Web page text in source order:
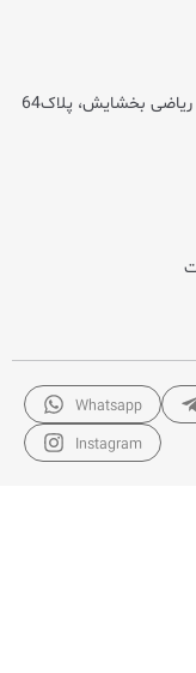
تهران، سعادت‌آباد، خیابان سرو غربی، خیابان ریاضی بخشایش، پلاک64
Whatsapp
Instagram